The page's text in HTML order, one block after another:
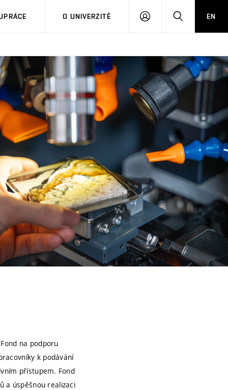
O UNIVERZITĚ
PŘIHLÁSIT HLEDATEN
na podporu
k podávání
přístupem. Fond
a úspěšnou realizaci